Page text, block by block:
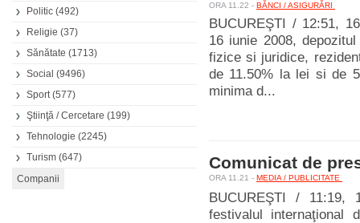
Politic (492)
Religie (37)
Sănătate (1713)
Social (9496)
Sport(577)
Ştiinţă / Cercetare (199)
Tehnologie (2245)
Turism (647)
ORA 11.22 - BĂNCI / ASIGURĂRI
BUCUREŞTI / 12:51,
16 iunie 2008,
fizice si juridice,
de 11.50% la lei si de
minima d...
Comunicat de
ORA 11.21 - MEDIA / PUBLICITATE
BUCUREŞTI / 11:19,
festivalul internaţional